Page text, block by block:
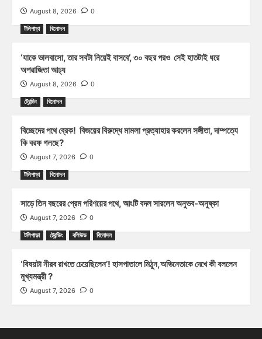
August 8, 2026 0
টলিপাড়া বিনোদন
‘যাকে ভালবাসো, তার সবটা নিয়েই বাসবে’, ৩০ বছর পরও সেই হাতটাই ধরে
অপরাজিতা আঢ্য
August 8, 2026 0
ট্রেন্ডিং বিনোদন
বিচ্ছেদের পথে ব্রেক! বিজয়ের বিরুদ্ধে মামলা প্রত্যাহার করলেন সঙ্গীতা, দাম্পত্যে
কি বরফ গলছে?
August 7, 2026 0
টলিপাড়া বিনোদন
সাড়ে তিন বছরের প্রেম পরিণয়ের পথে, আংটি বদল সারলেন অনুভব-অনুষ্কা
August 7, 2026 0
টলিপাড়া ট্রেন্ডিং বলিউড বিনোদন
‘বিষয়টা নীরব রাখতে চেয়েছিলেন’! হাসপাতালে মিঠুন,অভিনেতাকে দেখে কী বললেন
মুখ্যমন্ত্রী ?
August 7, 2026 0